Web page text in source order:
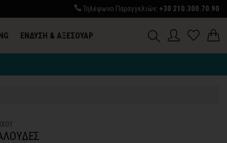
Τηλέφωνο Παραγγελιών: +30 210.300.70.90
ΕΝΔΥΣΗ & ΑΞΕΣΟΥΑΡ